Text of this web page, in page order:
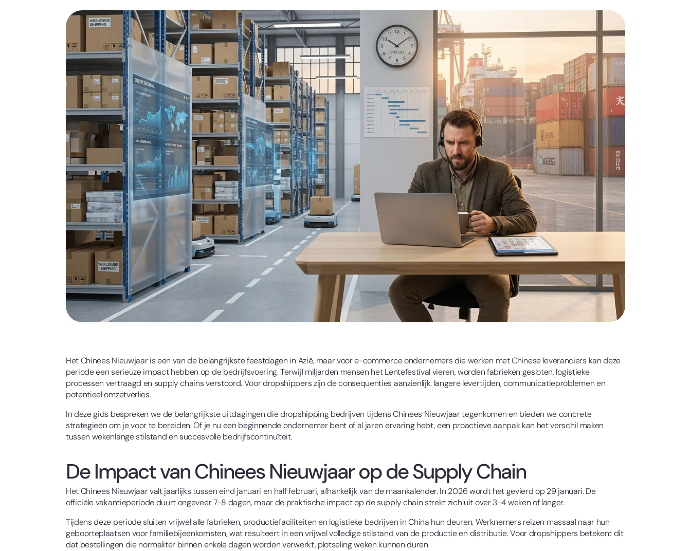
Het Chinees Nieuwjaar is een van de belangrijkste feestdagen in Azië, maar voor e-commerce ondernemers die werken met Chinese leveranciers kan deze
periode een serieuze impact hebben op de bedrijfsvoering. Terwijl miljarden mensen het Lentefestival vieren, worden fabrieken gesloten, logistieke
processen vertraagd en supply chains verstoord. Voor dropshippers zijn de consequenties aanzienlijk: langere levertijden, communicatieproblemen en
potentieel omzetverlies.
In deze gids bespreken we de belangrijkste uitdagingen die dropshipping bedrijven tijdens Chinees Nieuwjaar tegenkomen en bieden we concrete
strategieën om je voor te bereiden. Of je nu een beginnende ondernemer bent of al jaren ervaring hebt, een proactieve aanpak kan het verschil maken
tussen wekenlange stilstand en succesvolle bedrijfscontinuïteit.
De Impact van Chinees Nieuwjaar op de Supply Chain
Het Chinees Nieuwjaar valt jaarlijks tussen eind januari en half februari, afhankelijk van de maankalender. In 2026 wordt het gevierd op 29 januari. De
officiële vakantieperiode duurt ongeveer 7-8 dagen, maar de praktische impact op de supply chain strekt zich uit over 3-4 weken of langer.
Tijdens deze periode sluiten vrijwel alle fabrieken, productiefaciliteiten en logistieke bedrijven in China hun deuren. Werknemers reizen massaal naar hun
geboorteplaatsen voor familiebijeenkomsten, wat resulteert in een vrijwel volledige stilstand van de productie en distributie. Voor dropshippers betekent dit
dat bestellingen die normaliter binnen enkele dagen worden verwerkt, plotseling weken kunnen duren.